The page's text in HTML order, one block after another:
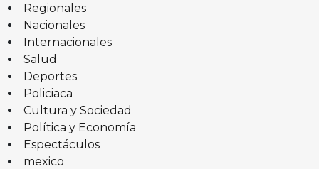
Regionales
Nacionales
Internacionales
Salud
Deportes
Policiaca
Cultura y Sociedad
Política y Economía
Espectáculos
mexico